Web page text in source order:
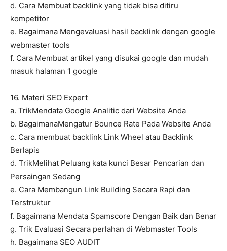
d. Cara Membuat backlink yang tidak bisa ditiru
kompetitor
e. Bagaimana Mengevaluasi hasil backlink dengan google
webmaster tools
f. Cara Membuat artikel yang disukai google dan mudah
masuk halaman 1 google
16. Materi SEO Expert
a. TrikMendata Google Analitic dari Website Anda
b. BagaimanaMengatur Bounce Rate Pada Website Anda
c. Cara membuat backlink Link Wheel atau Backlink
Berlapis
d. TrikMelihat Peluang kata kunci Besar Pencarian dan
Persaingan Sedang
e. Cara Membangun Link Building Secara Rapi dan
Terstruktur
f. Bagaimana Mendata Spamscore Dengan Baik dan Benar
g. Trik Evaluasi Secara perlahan di Webmaster Tools
h. Bagaimana SEO AUDIT